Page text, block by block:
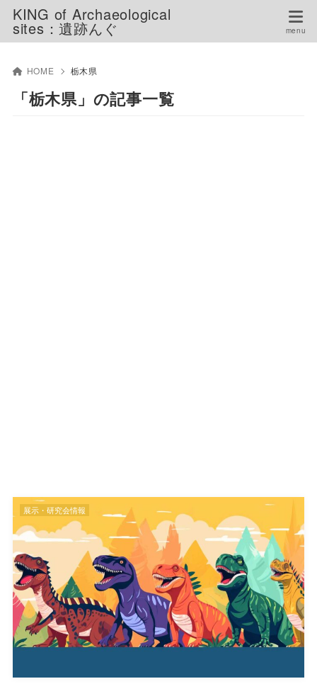
KING of Archaeological
sites：遺跡んぐ
HOME 栃木県
「栃木県」の記事一覧
展示・研究会情報